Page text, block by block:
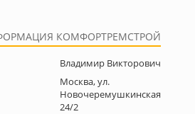
КОМФОРТРЕМСТРОЙ
Владимир Викторович
Москва, ул.
Новочеремушкинская
24/2